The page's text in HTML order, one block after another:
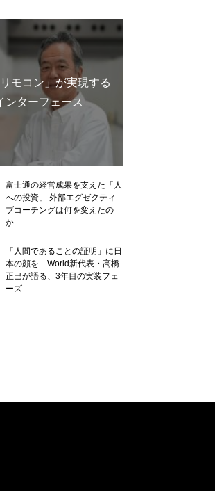
モコン」が実現する
ンターフェース
富士通の経営成果を支えた「人
への投資」 外部エグゼクティ
ブコーチングは何を変えたの
か
「人間であることの証明」に日
本の顔を…World新代表・高橋
正巳が語る、3年目の実装フェ
ーズ